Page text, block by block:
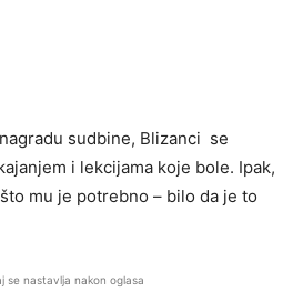
sudbine, Blizanci se
i lekcijama koje bole. Ipak,
mu je potrebno – bilo da je to
se nastavlja nakon oglasa